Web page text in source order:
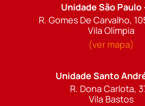
Unidade São Paulo
R. Gomes De Carvalho,
Vila Olímpia
(ver mapa)
Unidade Santo
R. Dona Carlota,
Vila Bastos